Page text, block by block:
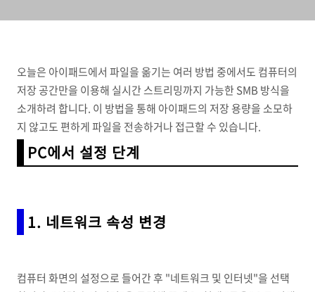
오늘은 아이패드에서 파일을 옮기는 여러 방법 중에서도 컴퓨터의
저장 공간만을 이용해 실시간 스트리밍까지 가능한 SMB 방식을
소개하려 합니다. 이 방법을 통해 아이패드의 저장 용량을 소모하
지 않고도 편하게 파일을 전송하거나 접근할 수 있습니다.
PC에서 설정 단계
1. 네트워크 속성 변경
컴퓨터 화면의 설정으로 들어간 후 "네트워크 및 인터넷"을 선택